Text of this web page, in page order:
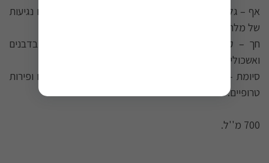
אף – גלידת וניל חמאתית עם פירות טרופייים, שוקולד עם נגיעות
של מלח ים.
חך – קרמל מלוח עם טעמים מתפרצים של אננס, דובדבנים
ואשכולית.
סיומת – נוכחת ומעט עוקצנית אך מאוזנת עם מליחות ים ופירות
טרופיים.
​700 מ''ל.